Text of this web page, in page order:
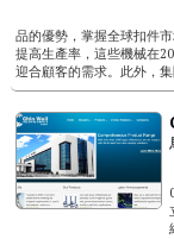
品的優勢，掌握全球扣件
提高生產率，這些機械在
迎合顧客的需求。此外，
的基礎，在這方...